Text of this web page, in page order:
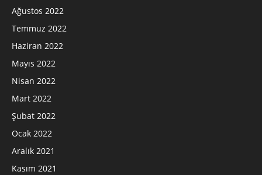
Ağustos 2022
Temmuz 2022
Haziran 2022
Mayıs 2022
Nisan 2022
Mart 2022
Şubat 2022
Ocak 2022
Aralık 2021
Kasım 2021